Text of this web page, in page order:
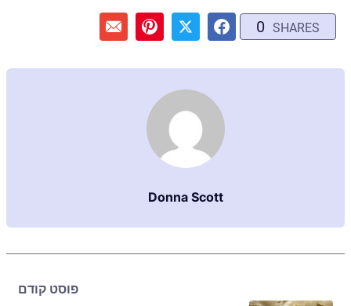
0 SHARES
Donna Scott
פוסט קודם